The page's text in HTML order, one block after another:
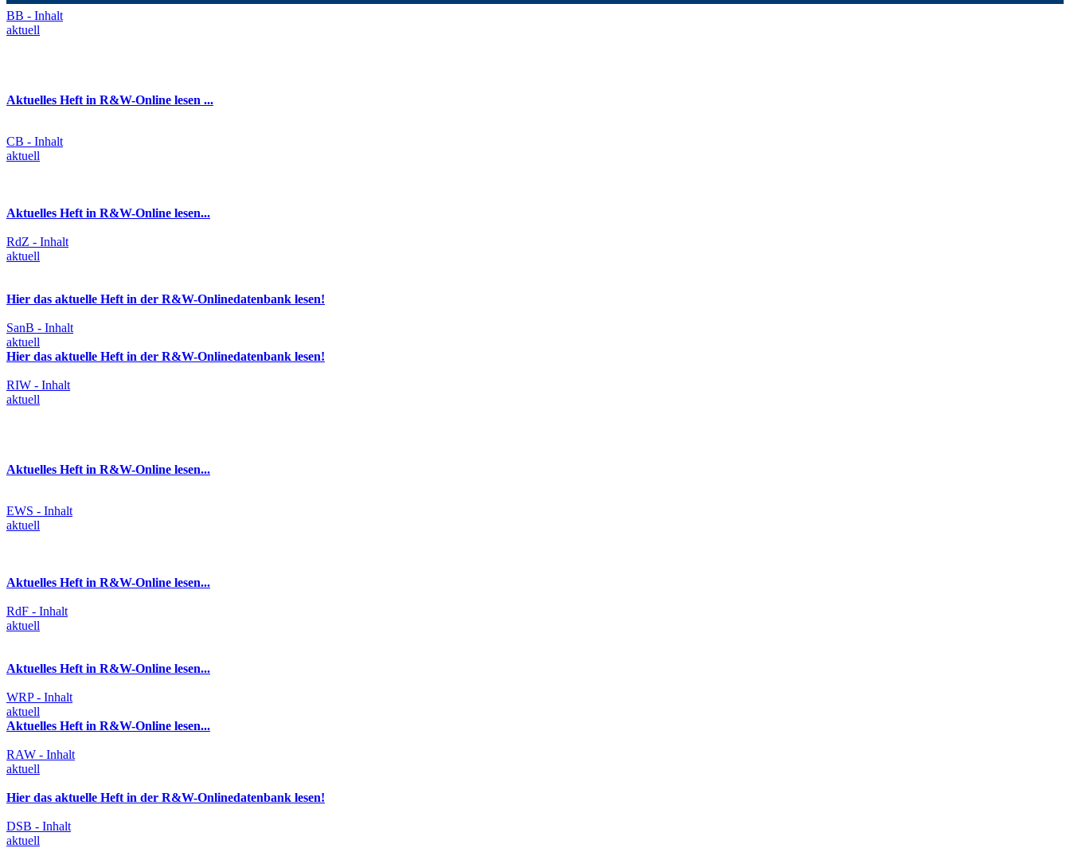
BB - Inhalt
aktuell
Aktuelles Heft in R&W-Online lesen ...
CB - Inhalt
aktuell
Aktuelles Heft in R&W-Online lesen...
RdZ - Inhalt
aktuell
Hier das aktuelle Heft in der R&W-Onlinedatenbank lesen!
SanB - Inhalt
aktuell
Hier das aktuelle Heft in der R&W-Onlinedatenbank lesen!
RIW - Inhalt
aktuell
Aktuelles Heft in R&W-Online lesen...
EWS - Inhalt
aktuell
Aktuelles Heft in R&W-Online lesen...
RdF - Inhalt
aktuell
Aktuelles Heft in R&W-Online lesen...
WRP - Inhalt
aktuell
Aktuelles Heft in R&W-Online lesen...
RAW - Inhalt
aktuell
Hier das aktuelle Heft in der R&W-Onlinedatenbank lesen!
DSB - Inhalt
aktuell